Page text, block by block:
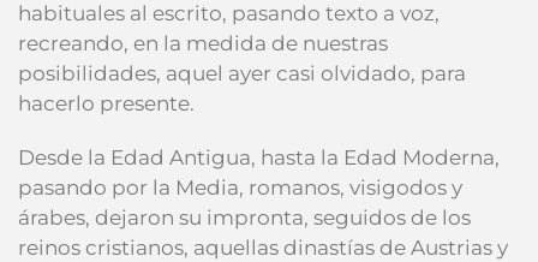
habituales al escrito, pasando texto a voz,
recreando, en la medida de nuestras
posibilidades, aquel ayer casi olvidado, para
hacerlo presente.
Desde la Edad Antigua, hasta la Edad Moderna,
pasando por la Media, romanos, visigodos y
árabes, dejaron su impronta, seguidos de los
reinos cristianos, aquellas dinastías de Austrias y